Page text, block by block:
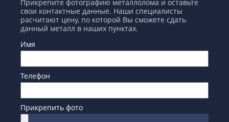
Прикрепите фотографию металлолома и оставьте
свои контактные данные. Наши специалисты
расчитают цену, по которой Вы сможете сдать
данный металл в наших пунктах.
Имя
Телефон
Прикрепить фото